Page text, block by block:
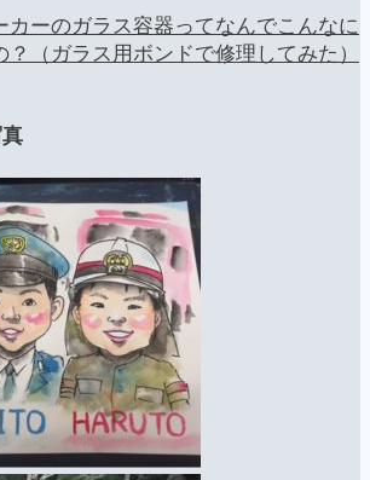
カーのガラス容器ってなんでこんなに
？（ガラス用ボンドで修理してみた）